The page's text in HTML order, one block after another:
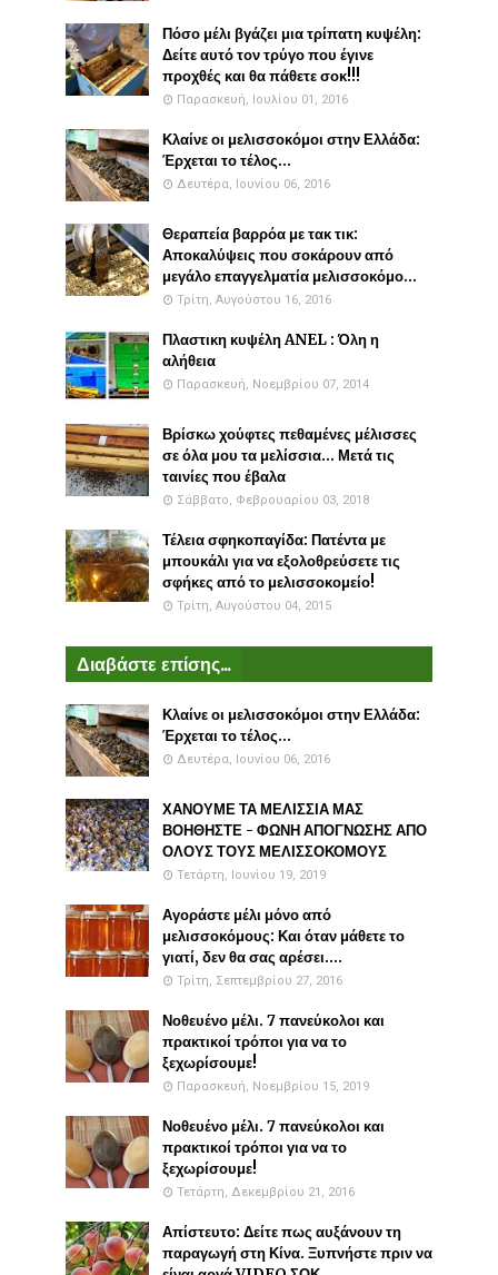
Πόσο μέλι βγάζει μια τρίπατη κυψέλη:
Δείτε αυτό τον τρύγο που έγινε
προχθές και θα πάθετε σοκ!!!
Παρασκευή, Ιουλίου 01, 2016
Κλαίνε οι μελισσοκόμοι στην Ελλάδα:
Έρχεται το τέλος...
Δευτέρα, Ιουνίου 06, 2016
Θεραπεία βαρρόα με τακ τικ:
Αποκαλύψεις που σοκάρουν από
μεγάλο επαγγελματία μελισσοκόμο...
Τρίτη, Αυγούστου 16, 2016
Πλαστικη κυψέλη ANEL : Όλη η
αλήθεια
Παρασκευή, Νοεμβρίου 07, 2014
Βρίσκω χούφτες πεθαμένες μέλισσες
σε όλα μου τα μελίσσια... Μετά τις
ταινίες που έβαλα
Σάββατο, Φεβρουαρίου 03, 2018
Τέλεια σφηκοπαγίδα: Πατέντα με
μπουκάλι για να εξολοθρεύσετε τις
σφήκες από το μελισσοκομείο!
Τρίτη, Αυγούστου 04, 2015
Διαβάστε επίσης...
Κλαίνε οι μελισσοκόμοι στην Ελλάδα:
Έρχεται το τέλος...
Δευτέρα, Ιουνίου 06, 2016
ΧΑΝΟΥΜΕ ΤΑ ΜΕΛΙΣΣΙΑ ΜΑΣ
ΒΟΗΘΗΣΤΕ - ΦΩΝΗ ΑΠΟΓΝΩΣΗΣ ΑΠΟ
ΟΛΟΥΣ ΤΟΥΣ ΜΕΛΙΣΣΟΚΟΜΟΥΣ
Τετάρτη, Ιουνίου 19, 2019
Αγοράστε μέλι μόνο από
μελισσοκόμους: Και όταν μάθετε το
γιατί, δεν θα σας αρέσει....
Τρίτη, Σεπτεμβρίου 27, 2016
Νοθευένο μέλι. 7 πανεύκολοι και
πρακτικοί τρόποι για να το
ξεχωρίσουμε!
Παρασκευή, Νοεμβρίου 15, 2019
Νοθευένο μέλι. 7 πανεύκολοι και
πρακτικοί τρόποι για να το
ξεχωρίσουμε!
Τετάρτη, Δεκεμβρίου 21, 2016
Απίστευτο: Δείτε πως αυξάνουν τη
παραγωγή στη Κίνα. Ξυπνήστε πριν να